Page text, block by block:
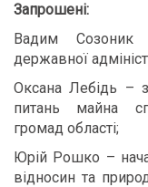
Запрошені:
Вадим Созоник
державної
Оксана Лебідь –
питань майна
громад області;
Юрій Рошко –
відносин та